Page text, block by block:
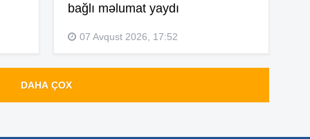
bağlı məlumat yaydı
07 Avqust 2026, 17:52
DAHA ÇOX